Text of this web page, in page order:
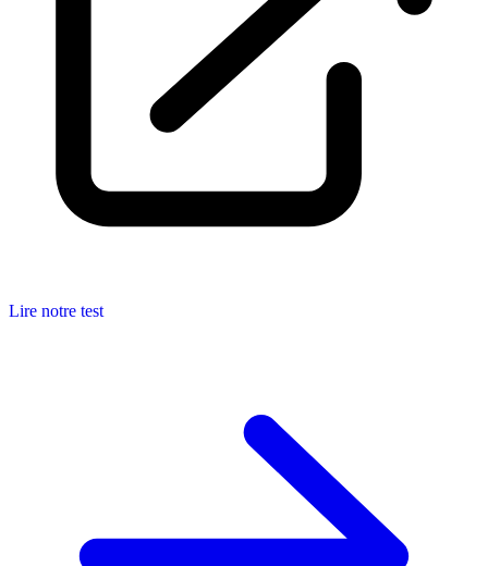
Lire notre test